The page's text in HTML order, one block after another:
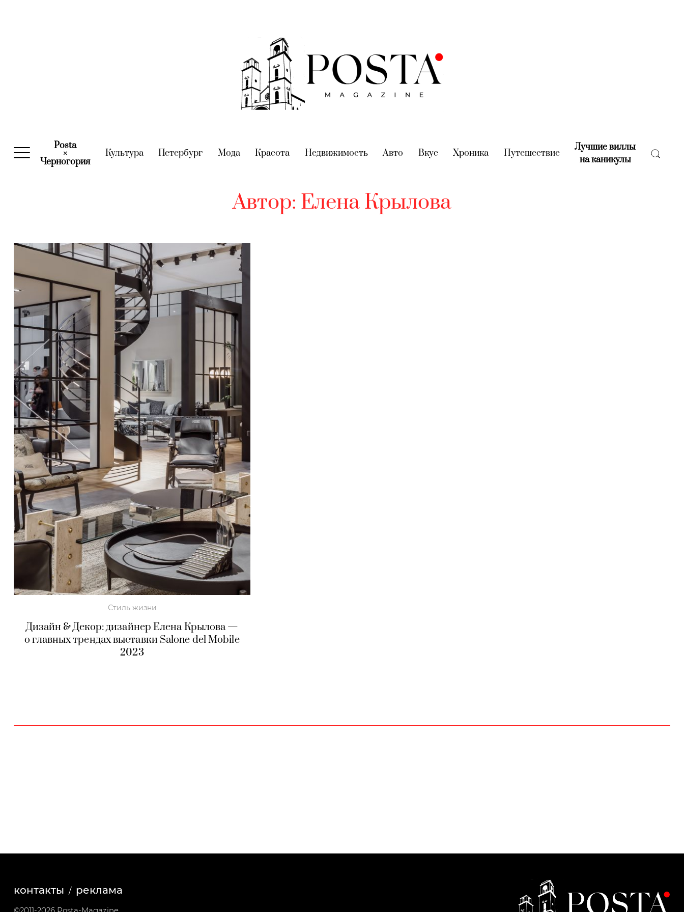
Posta
×
Черногория(current)
Культура(current)
Петербург (current)
Мода(current)
Красота (current)
Недвижимость(current)
Авто (current)
Вкус (current)
Хроника (current)
Путешествие(current)
Лучшие виллы
на каникулы(current)
Автор: Елена Крылова
Стиль жизни
Дизайн & Декор: дизайнер Елена Крылова —
о главных трендах выставки Salone del Mobile
2023
контакты реклама